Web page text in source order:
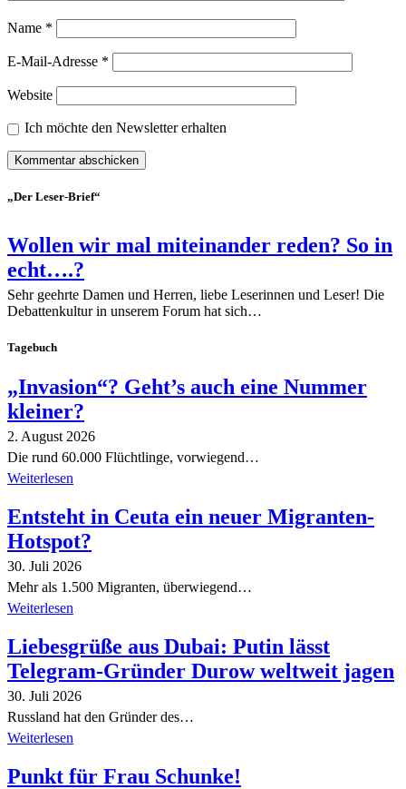
Name *
E-Mail-Adresse *
Website
Ich möchte den Newsletter erhalten
„Der Leser-Brief“
Wollen wir mal miteinander reden? So in
echt….?
Sehr geehrte Damen und Herren, liebe Leserinnen und Leser! Die
Debattenkultur in unserem Forum hat sich…
Tagebuch
„Invasion“? Geht’s auch eine Nummer
kleiner?
2. August 2026
Die rund 60.000 Flüchtlinge, vorwiegend…
Weiterlesen
Entsteht in Ceuta ein neuer Migranten-
Hotspot?
30. Juli 2026
Mehr als 1.500 Migranten, überwiegend…
Weiterlesen
Liebesgrüße aus Dubai: Putin lässt
Telegram-Gründer Durow weltweit jagen
30. Juli 2026
Russland hat den Gründer des…
Weiterlesen
Punkt für Frau Schunke!